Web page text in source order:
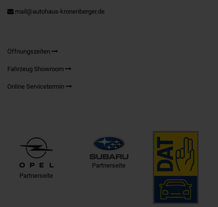
mail@autohaus-kronenberger.de
Öffnungszeiten
Fahrzeug Showroom
Online Servicetermin
Partnerseite
Partnerseite